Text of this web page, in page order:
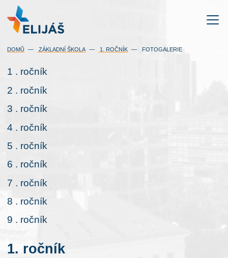
DOMŮ ZÁKLADNÍ ŠKOLA 1. ROČNÍK FOTOGALERIE
1 . ročník
2 . ročník
3 . ročník
4 . ročník
5 . ročník
6 . ročník
7 . ročník
8 . ročník
9 . ročník
1. ročník